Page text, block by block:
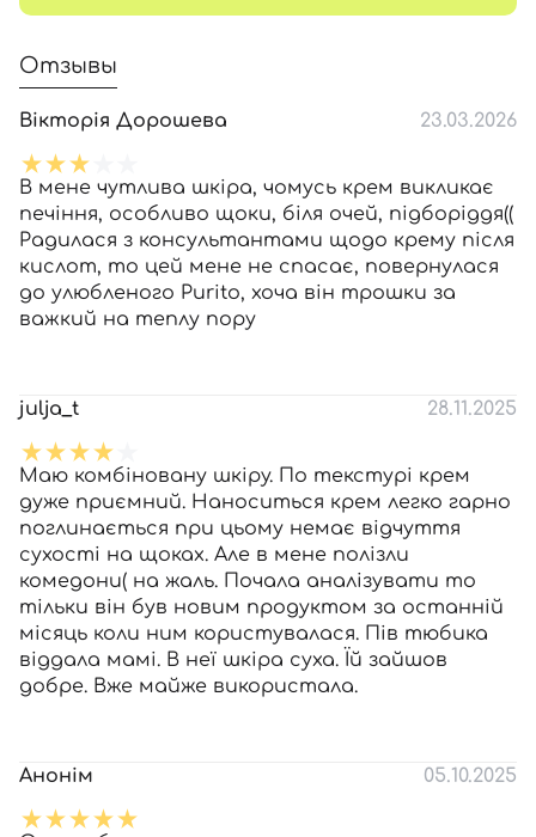
Отзывы
Вікторія Дорошева 23.03.2026
В мене чутлива шкіра, чомусь крем викликає
печіння, особливо щоки, біля очей, підборіддя((
Радилася з консультантами щодо крему після
кислот, то цей мене не спасає, повернулася
до улюбленого Purito, хоча він трошки за
важкий на теплу пору
julja_t 28.11.2025
Маю комбіновану шкіру. По текстурі крем
дуже приємний. Наноситься крем легко гарно
поглинається при цьому немає відчуття
сухості на щоках. Але в мене полізли
комедони( на жаль. Почала аналізувати то
тільки він був новим продуктом за останній
місяць коли ним користувалася. Пів тюбика
віддала мамі. В неї шкіра суха. Їй зайшов
добре. Вже майже використала.
Анонім 05.10.2025